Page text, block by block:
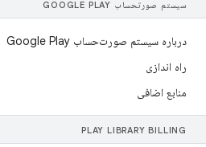
سیستم صورتحساب GOOGLE PLAY
درباره سیستم صورت‌حساب Google Play
راه اندازی
منابع اضافی
PLAY LIBRARY BILLING